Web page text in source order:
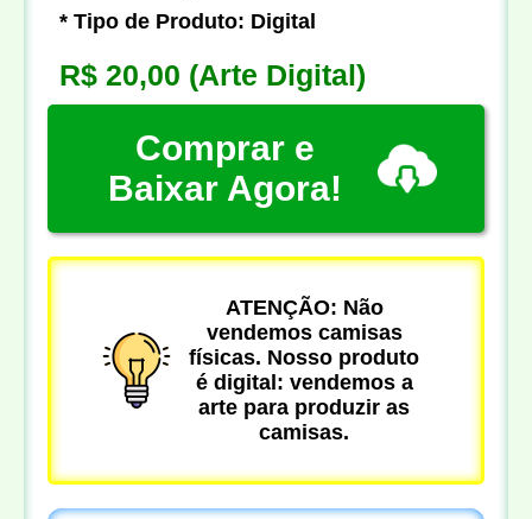
* Tipo de Produto: Digital
R$ 20,00 (Arte Digital)
Comprar e
Baixar Agora!
ATENÇÃO: Não
vendemos camisas
físicas. Nosso produto
é digital: vendemos a
arte para produzir as
camisas.